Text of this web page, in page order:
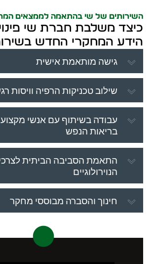
השירותים של שי בהתאמה לממצאים
כיצד משלבת חברת שי
הידע המחקרי החדש
גישה מותאמת אישית
שילוב טכניקות הרפיה וויסות
עבודה בשיתוף עם אנשי
בריאות הנפש
התאמת הסביבה הביתית
הנוירולוגיים
חינוך והסברה מבוססי מחקר